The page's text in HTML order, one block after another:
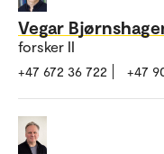
Vegar
forsker II
+47 672 36 722 +47